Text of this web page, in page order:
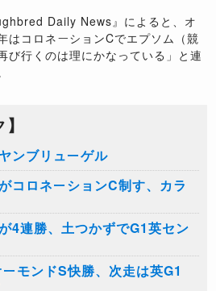
Daily News』によると、オ
はコロネーションCでエプソム（競
び行くのは理にかなっている」と連
ンブリューゲル
コロネーションC制す、カラ
4連勝、土つかずでG1英セン
モンドS快勝、次走は英G1